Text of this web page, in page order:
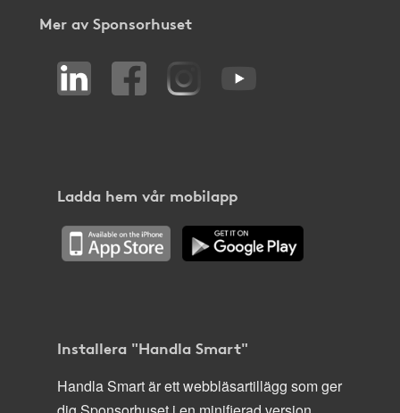
Mer av Sponsorhuset
Ladda hem vår mobilapp
Installera "Handla Smart"
Handla Smart är ett webbläsartillägg som ger